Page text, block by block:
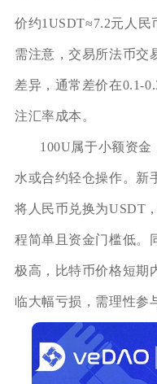
价约1USDT≈7.2元人民
需注意，交易所法币交
差异，通常差价在0.1-
注汇率成本。
100U属于小额资
水或合约轻仓操作。新
将人民币兑换为USDT
程简单且资金门槛低。
极高，比特币价格短期
临大幅亏损，需理性参